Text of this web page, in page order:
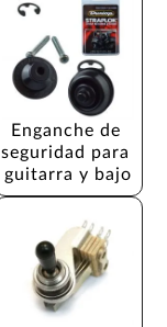
Enganche de
seguridad para
guitarra y bajo